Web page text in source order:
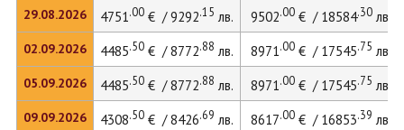
29.08.2026
02.09.2026
05.09.2026
09.09.2026
4751.00€ / 9292.15 лв. 9502.00€ / 18584.30лв.
4485.50€ / 8772.88 лв. 8971.00€ / 17545.75 лв.
4485.50€ / 8772.88 лв. 8971.00€ / 17545.75 лв.
4308.50€ / 8426.69 лв. 8617.00€ / 16853.39 лв.